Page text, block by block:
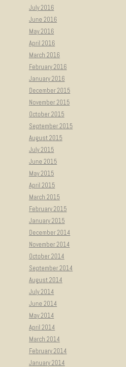
July 2016
June 2016
May 2016
April 2016
March 2016
February 2016
January 2016
December 2015
November 2015
October 2015
September 2015
August 2015
July 2015
June 2015
May 2015
April 2015
March 2015
February 2015
January 2015
December 2014
November 2014
October 2014
September 2014
August 2014
July 2014
June 2014
May 2014
April 2014
March 2014
February 2014
January 2014